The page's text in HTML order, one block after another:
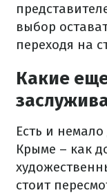
выбор
переходя на
Какие
Есть и
Крыме – как
стоит